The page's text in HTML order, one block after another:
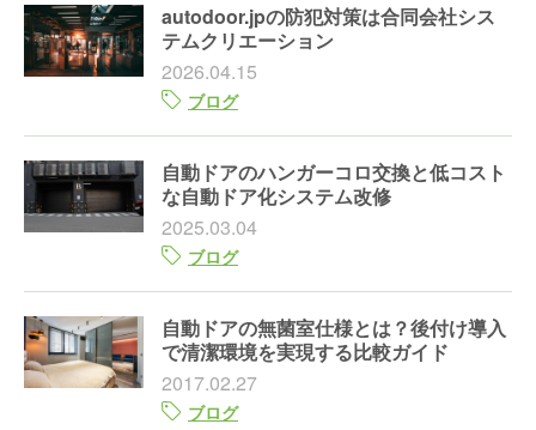
autodoor.jpの防犯対策は合同会社シス
テムクリエーション
2026.04.15
ブログ
自動ドアのハンガーコロ交換と低コスト
な自動ドア化システム改修
2025.03.04
ブログ
自動ドアの無菌室仕様とは？後付け導入
で清潔環境を実現する比較ガイド
2017.02.27
ブログ